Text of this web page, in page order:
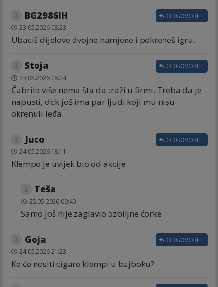
BG2986IH
23.05.2026 08:23
Ubaciš dijelove dvojne namjene i pokreneš igru.
ODGOVORITE
Stoja
23.05.2026 08:24
Čabrilo više nema šta da traži u firmi. Treba da je
napusti, dok još ima par ljudi koji mu nisu
okrenuli leđa.
ODGOVORITE
Juco
24.05.2026 18:11
Klempo je uvijek bio od akcije
ODGOVORITE
Teša
25.05.2026 09:40
Samo još nije zaglavio ozbiljne ćorke
Goja
24.05.2026 21:23
Ko će nositi cigare klempi u bajboku?
ODGOVORITE